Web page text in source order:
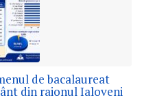
de bacalaureat
din raionul Ialoveni